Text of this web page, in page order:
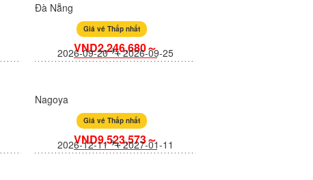
Đà Nẵng
Giá vé Thấp nhất
VND2,246,680～
2026-09-20 2026-09-25
Nagoya
Giá vé Thấp nhất
VND9,523,573～
2026-12-11 2027-01-11